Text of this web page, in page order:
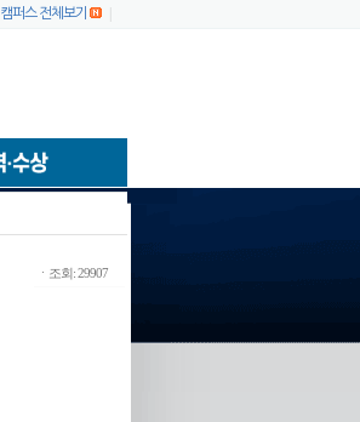
캠퍼스 전체보기
ㆍ조회: 29907